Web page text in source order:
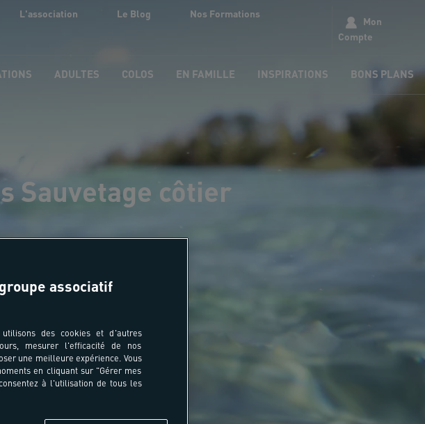
L'association Le Blog Nos Formations
Mon
Compte
ADULTES COLOS EN FAMILLE INSPIRATIONS BONS PLANS
Sauvetage côtier
associatif
des cookies et d'autres
mesurer l'efficacité de nos
une meilleure expérience. Vous
en cliquant sur "Gérer mes
à l'utilisation de tous les